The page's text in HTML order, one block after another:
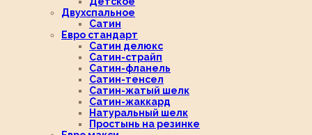
Двухспальное
Сатин
Евро стандарт
Сатин делюкс
Сатин-страйп
Сатин-фланель
Сатин-тенсел
Сатин-жатый шелк
Сатин-жаккард
Натуральный шелк
Простынь на резинке